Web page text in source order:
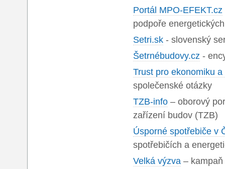
Portál MPO-EFEKT.cz
podpoře
Setri.sk - slovenský
Šetrnébudovy.cz -
Trust pro ekonomiku
společenské otázky
TZB-info – oborový
zařízení budov (TZB)
Úsporné spotřebiče v
spotřebičích a
Velká výzva –